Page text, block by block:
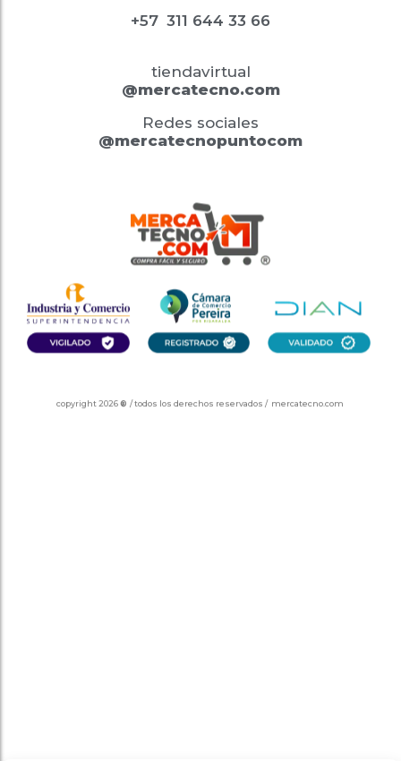
+57 311 644 33 66
tiendavirtual
@mercatecno.com
Redes sociales
@mercatecnopuntocom
copyright 2026® / todos los derechos reservados / mercatecno.com